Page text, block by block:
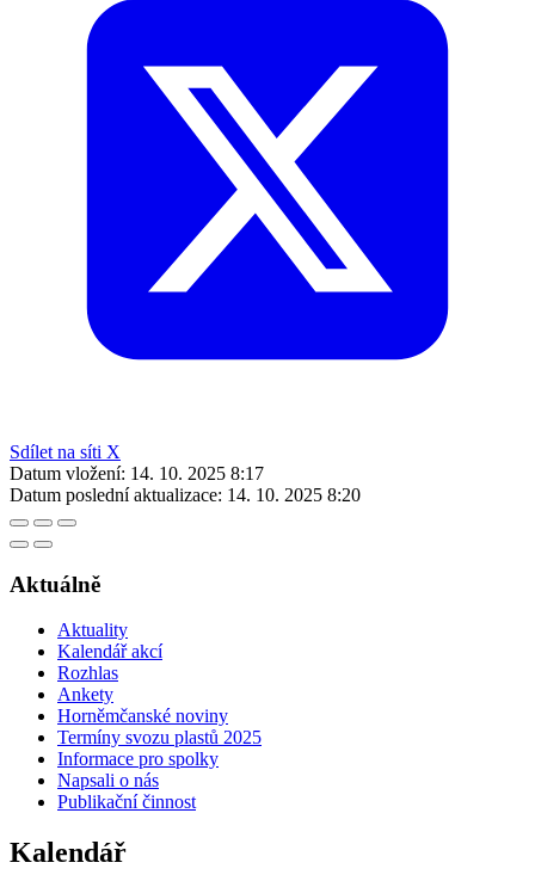
Sdílet na síti X
Datum vložení: 14. 10. 2025 8:17
Datum poslední aktualizace: 14. 10. 2025 8:20
Aktuálně
Aktuality
Kalendář akcí
Rozhlas
Ankety
Horněmčanské noviny
Termíny svozu plastů 2025
Informace pro spolky
Napsali o nás
Publikační činnost
Kalendář